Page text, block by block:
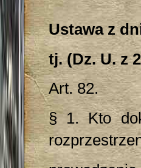
Ustawa z
tj. (Dz. U. z
Art. 82.
§ 1. Kto